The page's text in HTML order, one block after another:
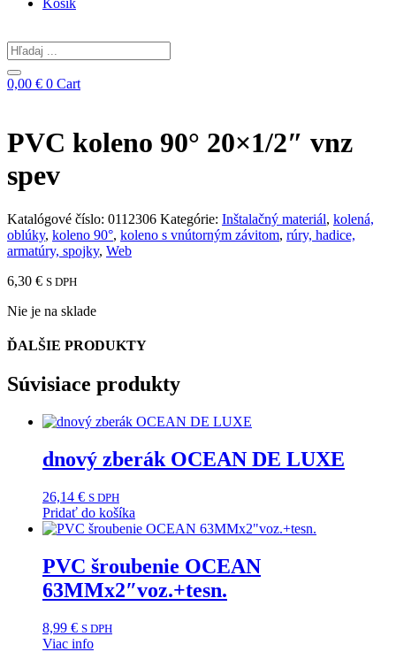
Košík
Search
...
0,00 € 0 Cart
PVC koleno 90° 20×1/2″ vnz
spev
Katalógové číslo: 0112306 Kategórie: Inštalačný materiál, kolená,
oblúky, koleno 90°, koleno s vnútorným závitom, rúry, hadice,
armatúry, spojky, Web
6,30 € S DPH
Nie je na sklade
ĎALŠIE PRODUKTY
Súvisiace produkty
dnový zberák OCEAN DE LUXE
26,14 € S DPH
Pridať do košíka
PVC šroubenie OCEAN
63MMx2″voz.+tesn.
8,99 € S DPH
Viac info